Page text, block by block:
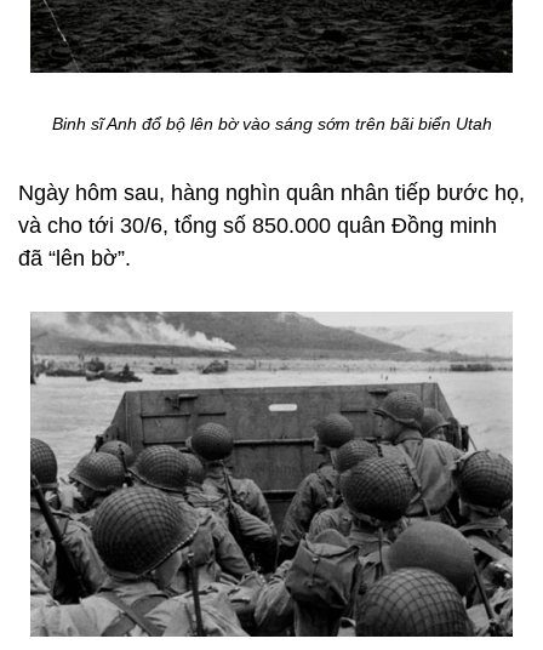
Binh sĩ Anh đổ bộ lên bờ vào sáng sớm trên bãi biển Utah
Ngày hôm sau, hàng nghìn quân nhân tiếp bước họ,
và cho tới 30/6, tổng số 850.000 quân Đồng minh
đã “lên bờ”.